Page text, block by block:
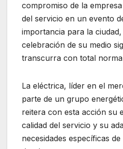
compromiso de la
del servicio en un evento
importancia para la
celebración de su medio
transcurra con total
La eléctrica, líder en el
parte de un grupo
reitera con esta acción su
calidad del servicio y su
necesidades específicas